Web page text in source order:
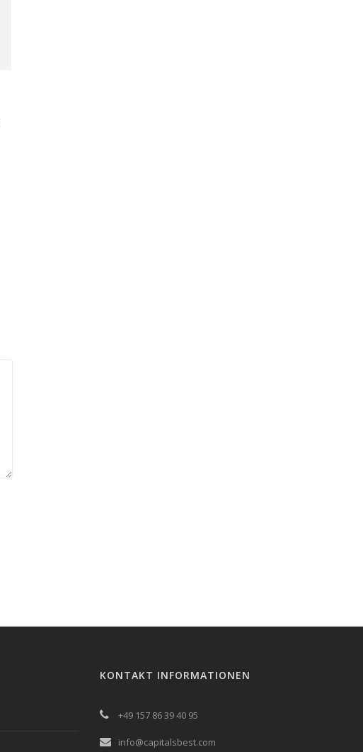
KONTAKT INFORMATIONEN
+49 157 86 39 40 95
info@capitalsbest.com